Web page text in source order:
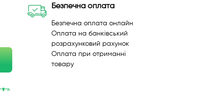
Безпечна оплата
Безпечна оплата онлайн
Оплата на банківський
розрахунковий рахунок
Оплата при отриманні
товару